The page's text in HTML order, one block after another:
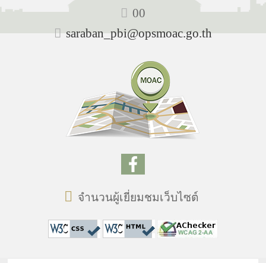
00
saraban_pbi@opsmoac.go.th
จำนวนผู้เยี่ยมชมเว็บไซต์